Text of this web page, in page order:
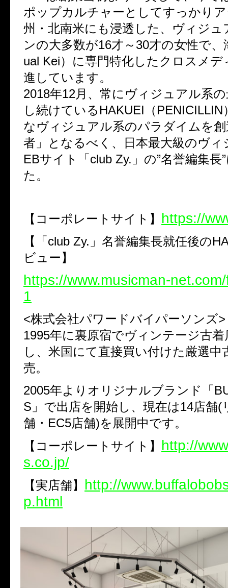
ポップカルチャーとしてすっかり
州・北南米にも浸透した、ヴィジュ
ンの大多数が16才～30才の女性で、
ual Kei）に専門特化したクロスメデ
進しています。
2018年12月、常にヴィジュアル系
し続けているHAKUEI（PENICILLIN
なヴィジュアル系のパラダイムを
者」
となるべく、日本最大級のヴィ
EBサイト「club Zy.」の”名誉編集長
た。
【コーポレートサイト】 https://
【「club Zy.」名誉編集長就任後の
ビュー】
https://www.musicman-
1
<株式会社パワードバイパーソンズ>
1995年に裏原宿でヴィンテージ古
し、米国にて直接買い付けた厳選中
売。
2005年よりオリジナルブランド「
S」で出店を開始し、現在は14店舗(
舗・EC5店舗)を展開中です。
【コーポレートサイト】 http://
s.co.jp/
【実店舗】 http://
p.html